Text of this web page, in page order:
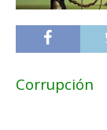
Corrupción